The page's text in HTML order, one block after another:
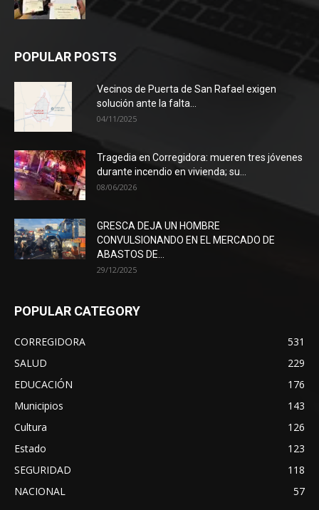
POPULAR POSTS
Vecinos de Puerta de San Rafael exigen
solución ante la falta...
04/11/2025
Tragedia en Corregidora: mueren tres jóvenes
durante incendio en vivienda; su...
08/06/2026
GRESCA DEJA UN HOMBRE
CONVULSIONANDO EN EL MERCADO DE
ABASTOS DE...
29/12/2025
POPULAR CATEGORY
CORREGIDORA
531
SALUD
229
EDUCACIÓN
176
Municipios
143
Cultura
126
Estado
123
SEGURIDAD
118
NACIONAL
57